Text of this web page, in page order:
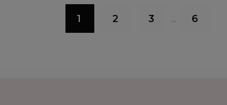
1 2 3 … 6